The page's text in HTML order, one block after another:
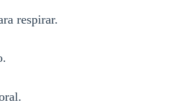
respirar.